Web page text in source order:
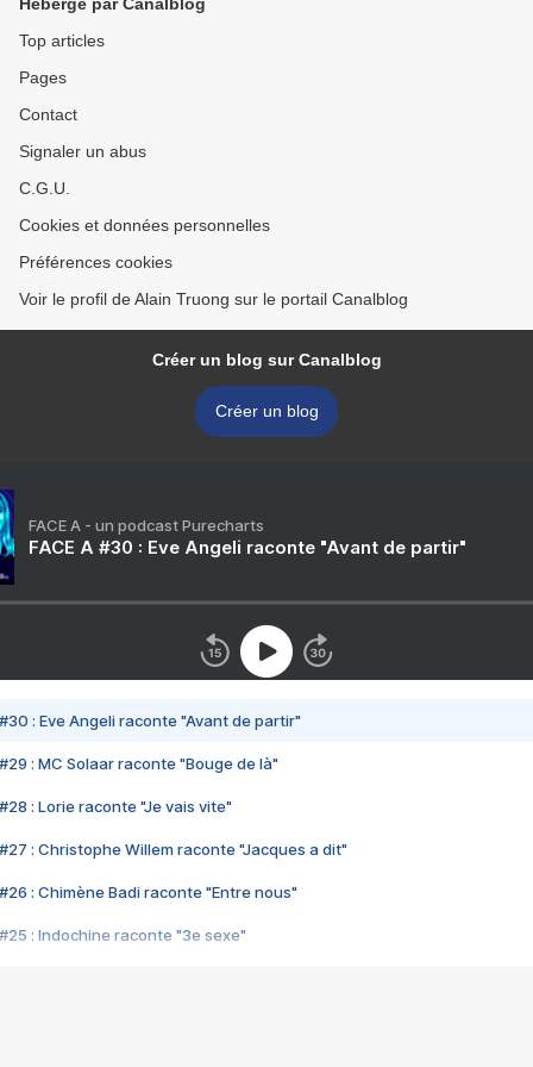
Top articles
Pages
Contact
Signaler un abus
C.G.U.
Cookies et données personnelles
Préférences cookies
Voir le profil de Alain Truong sur le portail Canalblog
Créer un blog sur Canalblog
Créer un blog
FACE A - un podcast Purecharts
FACE A #30 : Eve Angeli raconte "Avant de partir"
#30 : Eve Angeli raconte "Avant de partir"
#29 : MC Solaar raconte "Bouge de là"
#28 : Lorie raconte "Je vais vite"
#27 : Christophe Willem raconte "Jacques a dit"
#26 : Chimène Badi raconte "Entre nous"
#25 : Indochine raconte "3e sexe"